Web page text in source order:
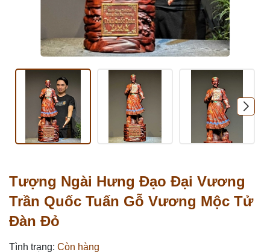
Tượng Ngài Hưng Đạo Đại Vương
Trần Quốc Tuấn Gỗ Vương Mộc Tử
Đàn Đỏ
Tình trạng: Còn hàng